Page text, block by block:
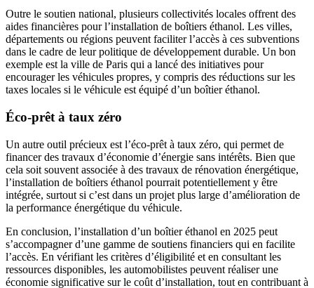
Outre le soutien national, plusieurs collectivités locales offrent des
aides financières pour l’installation de boîtiers éthanol. Les villes,
départements ou régions peuvent faciliter l’accès à ces subventions
dans le cadre de leur politique de développement durable. Un bon
exemple est la ville de Paris qui a lancé des initiatives pour
encourager les véhicules propres, y compris des réductions sur les
taxes locales si le véhicule est équipé d’un boîtier éthanol.
Éco-prêt à taux zéro
Un autre outil précieux est l’éco-prêt à taux zéro, qui permet de
financer des travaux d’économie d’énergie sans intérêts. Bien que
cela soit souvent associée à des travaux de rénovation énergétique,
l’installation de boîtiers éthanol pourrait potentiellement y être
intégrée, surtout si c’est dans un projet plus large d’amélioration de
la performance énergétique du véhicule.
En conclusion, l’installation d’un boîtier éthanol en 2025 peut
s’accompagner d’une gamme de soutiens financiers qui en facilite
l’accès. En vérifiant les critères d’éligibilité et en consultant les
ressources disponibles, les automobilistes peuvent réaliser une
économie significative sur le coût d’installation, tout en contribuant à